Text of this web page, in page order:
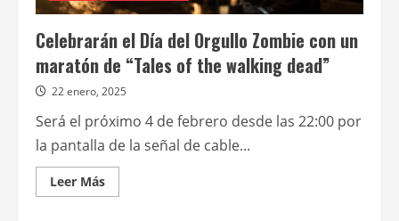
Celebrarán el Día del Orgullo Zombie con un
maratón de “Tales of the walking dead”
22 enero, 2025
Será el próximo 4 de febrero desde las 22:00 por
la pantalla de la señal de cable...
Leer MásLeer
más